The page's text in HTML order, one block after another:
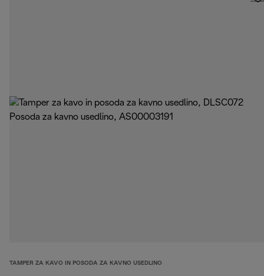
TAMPER ZA KAVO IN POSODA ZA KAVNO USEDLINO